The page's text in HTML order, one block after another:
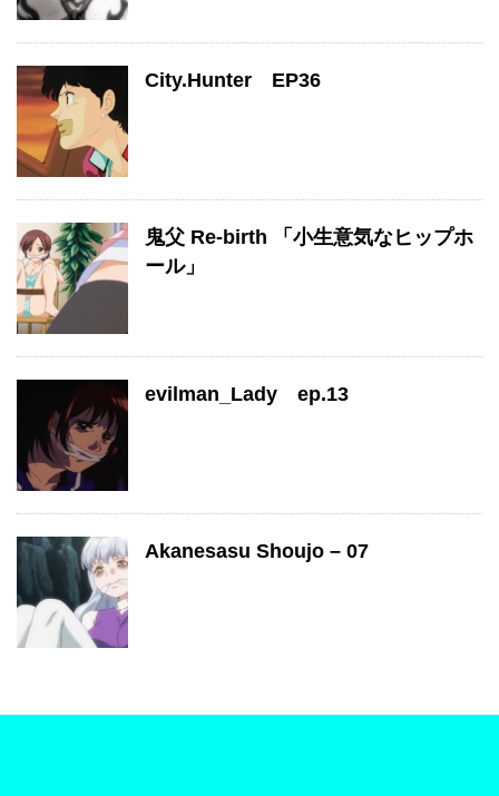
City.Hunter EP36
鬼父 Re-birth 「小生意気なヒップホ
ール」
evilman_Lady ep.13
Akanesasu Shoujo – 07